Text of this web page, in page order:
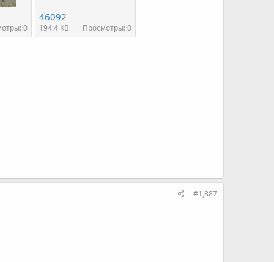
0
46092
194.4 KB Просмотры: 0
#1,887